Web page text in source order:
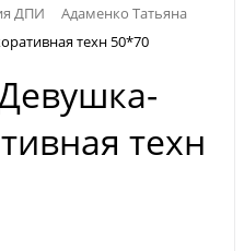
ДПИ
Адаменко Татьяна
техн 50*70
техн